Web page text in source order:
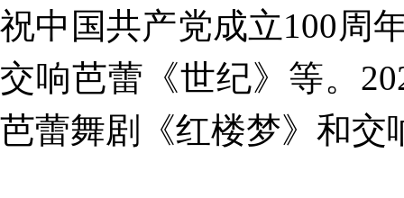
祝中国共产党成立100周
交响芭蕾《世纪》等。
芭蕾舞剧《红楼梦》和交